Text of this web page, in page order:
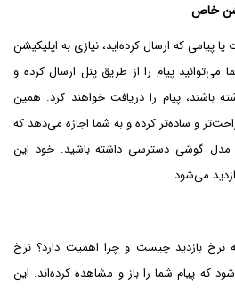
خاص
پیامی که ارسال کرده‌اید، نیازی به اپلیکیشن
می‌توانید پیام را از طریق پنل ارسال کرده و
باشند، پیام را دریافت خواهند کرد. همین
و ساده‌تر کرده و به شما اجازه می‌دهد که
مدل گوشی دسترسی داشته باشید. خود این
می‌شود.
نرخ بازدید چیست و چرا اهمیت دارد؟ نرخ
که پیام شما را باز و مشاهده کرده‌اند. این